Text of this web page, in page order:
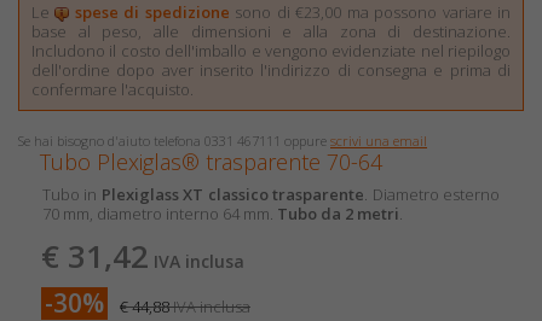
Le
spese di spedizione sono di €23,00 ma possono variare in
base al peso, alle dimensioni e alla zona di destinazione.
Includono il costo dell'imballo e vengono evidenziate nel riepilogo
dell'ordine dopo aver inserito l'indirizzo di consegna e prima di
confermare l'acquisto.
Se hai bisogno d'aiuto telefona 0331 467111 oppure scrivi una email
Tubo Plexiglas® trasparente 70-64
Tubo in Plexiglass XT classico trasparente. Diametro esterno
70 mm, diametro interno 64 mm. Tubo da 2 metri.
€ 31,42 IVA inclusa
-30% € 44,88IVA inclusa